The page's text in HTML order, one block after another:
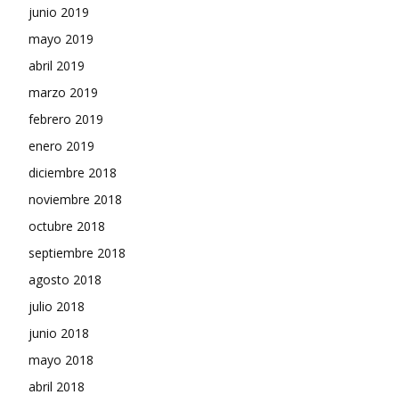
junio 2019
mayo 2019
abril 2019
marzo 2019
febrero 2019
enero 2019
diciembre 2018
noviembre 2018
octubre 2018
septiembre 2018
agosto 2018
julio 2018
junio 2018
mayo 2018
abril 2018